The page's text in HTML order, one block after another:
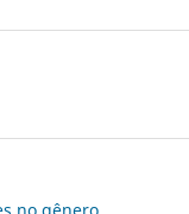
no gênero